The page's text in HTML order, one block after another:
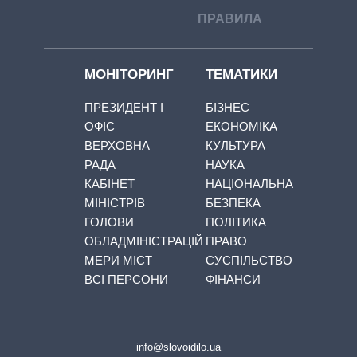
ПРАВИЛА
МОНІТОРИНГ
ПРЕЗИДЕНТ І
ОФІС
ВЕРХОВНА
РАДА
КАБІНЕТ
МІНІСТРІВ
ГОЛОВИ
ОБЛАДМІНІСТРАЦІЙ
МЕРИ МІСТ
ВСІ ПЕРСОНИ
ТЕМАТИКИ
БІЗНЕС
ЕКОНОМІКА
КУЛЬТУРА
НАУКА
НАЦІОНАЛЬНА
БЕЗПЕКА
ПОЛІТИКА
ПРАВО
СУСПІЛЬСТВО
ФІНАНСИ
info@slovoidilo.ua